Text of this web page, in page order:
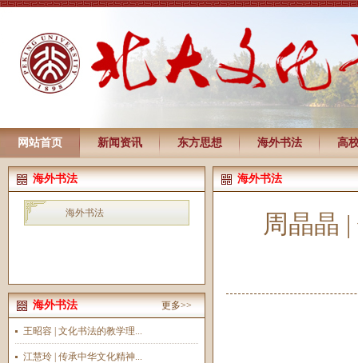
网站首页 新闻资讯 东方思想 海外书法 高
海外书法
海外书法
海外书法 更多>>
王昭容 | 文化书法的教学理...
江慧玲 | 传承中华文化精神...
海外书法
周晶晶